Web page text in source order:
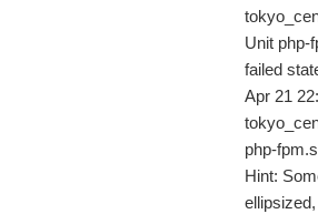
Unit php-
failed
Apr 21
php-
Hint: